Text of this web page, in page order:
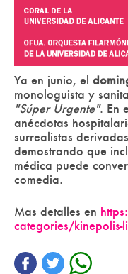
Ya en junio, el
monologuista y
"Súper Urgente". En
anécdotas
surrealistas
demostrando que
médica puede
comedia.
Mas detalles en
categories/kinepolis-